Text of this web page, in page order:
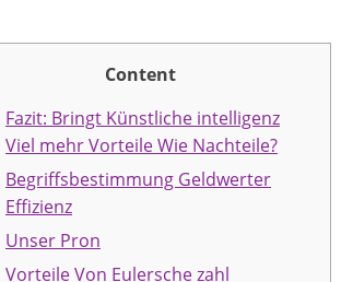
Content
Fazit: Bringt Künstliche intelligenz
Viel mehr Vorteile Wie Nachteile?
Begriffsbestimmung Geldwerter
Effizienz
Unser Pron
Vorteile Von Eulersche zahl